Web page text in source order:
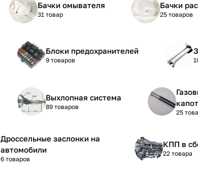
Бачки омывателя
31 товар
Бачки
25 товаров
Блоки предохранителей
9 товаров
Выхлопная система
89 товаров
25
Дроссельные заслонки на
автомобили
6 товаров
КПП в
22 товара